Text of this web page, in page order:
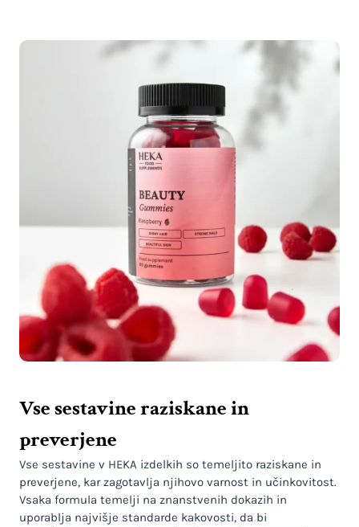
Vse sestavine raziskane in
preverjene
Vse sestavine v HEKA izdelkih so temeljito raziskane in
preverjene, kar zagotavlja njihovo varnost in učinkovitost.
Vsaka formula temelji na znanstvenih dokazih in
uporablja najvišje standarde kakovosti, da bi